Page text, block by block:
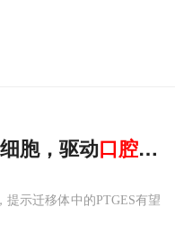
细胞，驱动口腔白
示迁移体中的PTGES有望